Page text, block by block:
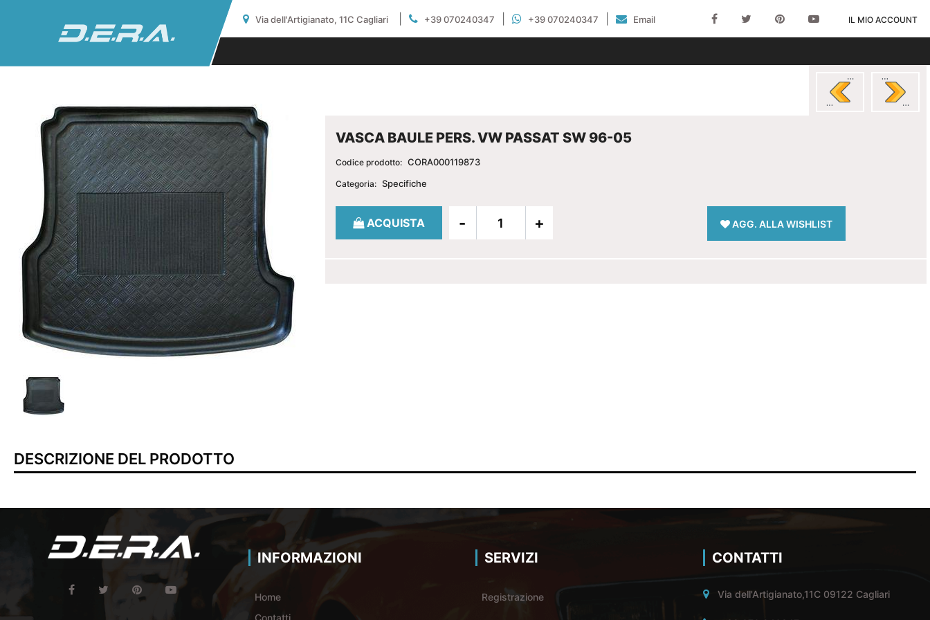
Via dell'Artigianato, 11C Cagliari +39 070240347 +39 070240347 Email IL MIO ACCOUNT
VASCA BAULE PERS. VW PASSAT SW 96-05
Codice prodotto: CORA000119873
Categoria: Specifiche
Quantità
ACQUISTA AGG. ALLA WISHLIST
DESCRIZIONE DEL PRODOTTO
INFORMAZIONI
Home
SERVIZI
Registrazione
CONTATTI
Via dell'Artigianato,11C 09122 Cagliari